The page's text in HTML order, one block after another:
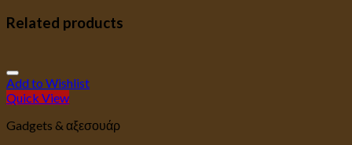
Related products
Add to Wishlist
Quick View
Gadgets & αξεσουάρ